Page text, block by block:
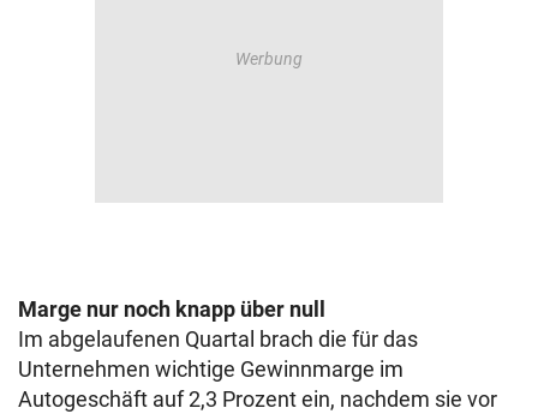
Marge nur noch knapp über null
Im abgelaufenen Quartal brach die für das
Unternehmen wichtige Gewinnmarge im
Autogeschäft auf 2,3 Prozent ein, nachdem sie vor